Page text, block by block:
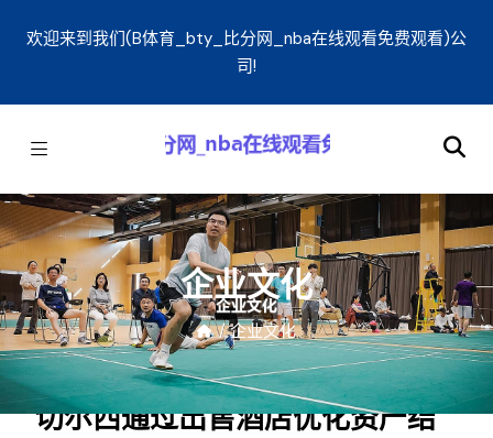
欢迎来到我们(B体育_bty_比分网_nba在线观看免费观看)公
司!
企业文化
/ 企业文化
切尔西通过出售酒店优化资产结